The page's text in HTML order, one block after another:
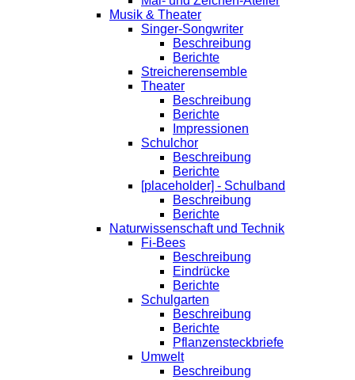
Musik & Theater
Singer-Songwriter
Beschreibung
Berichte
Streicherensemble
Theater
Beschreibung
Berichte
Impressionen
Schulchor
Beschreibung
Berichte
[placeholder] - Schulband
Beschreibung
Berichte
Naturwissenschaft und Technik
Fi-Bees
Beschreibung
Eindrücke
Berichte
Schulgarten
Beschreibung
Berichte
Pflanzensteckbriefe
Umwelt
Beschreibung